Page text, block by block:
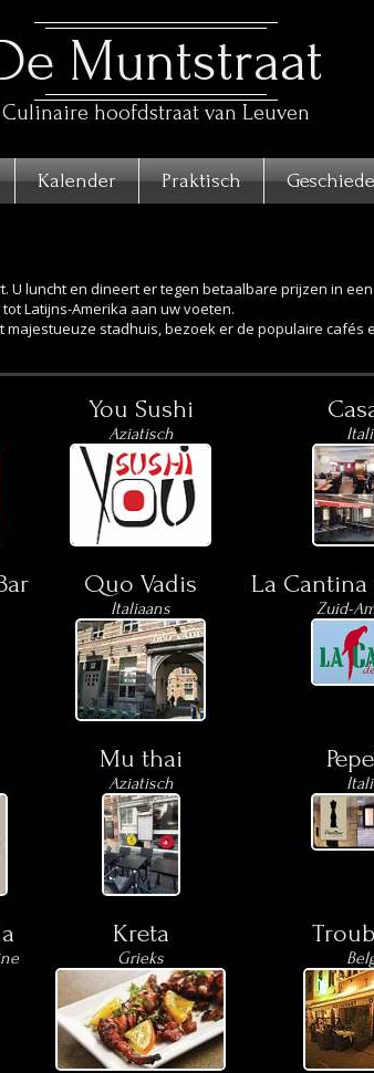
Muntstraat
Culinaire hoofdstraat van Leuven
Kalender Praktisch
Find us on Facebook
U luncht en dineert er tegen betaalbare prijzen in
Latijns-Amerika aan uw voeten.
stadhuis, bezoek er de populaire cafés
You Sushi
Aziatisch
Quo Vadis
Italiaans
La
Zuid-
Mu thai
Aziatisch
Kreta
Grieks